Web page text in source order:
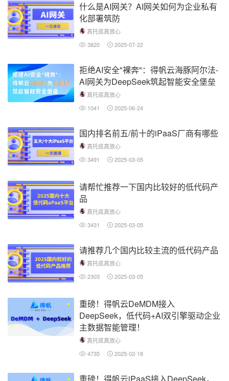
什么是AI网关？AI网关如何为企业私有
化部署筑防
真托底真放心
3820
2025-07-22
拒绝AI安全"裸奔"：得帆云海豚阿尔法-
AI网关为DeepSeek筑起智能安全堡垒
真托底真放心
1041
2025-06-24
国内排名前五/前十的iPaaS厂商有哪些
真托底真放心
3491
2025-03-05
请帮忙推荐一下国内比较好的低代码产
品
真托底真放心
3431
2025-03-05
请推荐几个国内比较主流的低代码产品
真托底真放心
2303
2025-03-05
重磅！得帆云DeMDM接入
DeepSeek，低代码+AI双引擎驱动企业
主数据智能管理！
真托底真放心
4735
2025-02-18